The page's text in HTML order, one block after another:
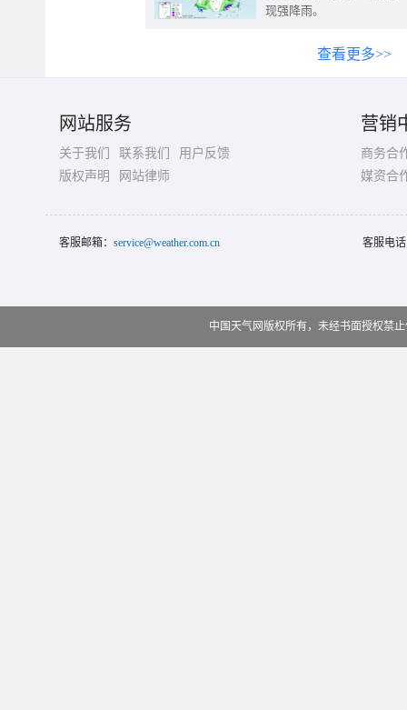
现强降雨。
查看更多>>
网站服务
关于我们 联系我们
用户反馈
版权声明
网站律师
营销
商务合
媒资合
客服邮箱： service@weather.com.cn 客服电
中国天气网版权所有，未经书面授权